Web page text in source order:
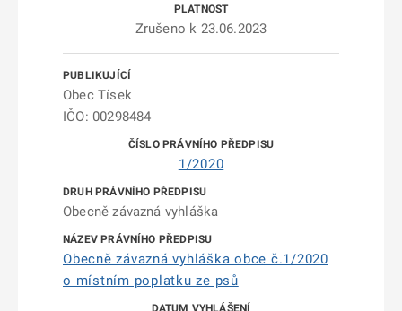
Zrušeno k 23.06.2023
Obec Tísek
IČO: 00298484
1/2020
Obecně závazná vyhláška
Obecně závazná vyhláška obce č.1/2020
o místním poplatku ze psů